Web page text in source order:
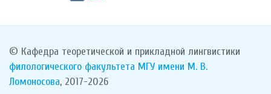
© Кафедра теоретической и прикладной лингвистики
филологического факультета МГУ имени М. В.
Ломоносова, 2017-2026